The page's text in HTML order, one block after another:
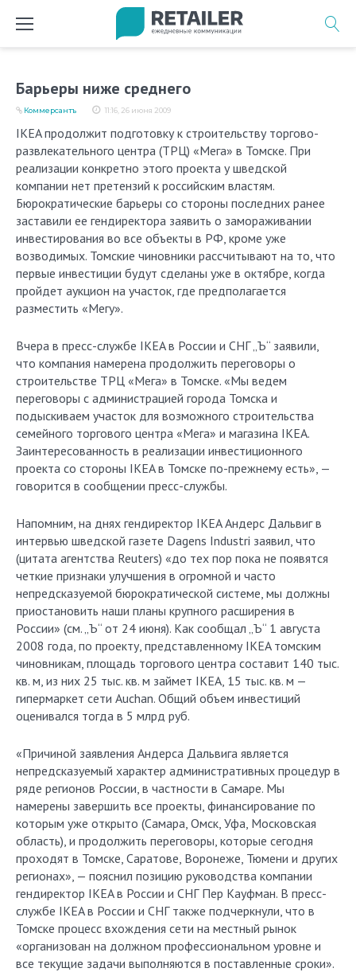
Барьеры ниже среднего
11:16, 26 июня 2009
Коммерсантъ
IKEA продолжит подготовку к строительству торгово-
развлекательного центра (ТРЦ) «Мега» в Томске. При
реализации конкретно этого проекта у шведской
компании нет претензий к российским властям.
Бюрократические барьеры со стороны последних ранее
заставили ее гендиректора заявить о замораживании
инвестирования во все объекты в РФ, кроме уже
возводимых. Томские чиновники рассчитывают на то, что
первые инвестиции будут сделаны уже в октябре, когда
пройдет аукцион на участок, где предполагается
разместить «Мегу».
Вчера в пресс-службе IKEA в России и СНГ „Ъ“ заявили,
что компания намерена продолжить переговоры о
строительстве ТРЦ «Мега» в Томске. «Мы ведем
переговоры с администрацией города Томска и
подыскиваем участок для возможного строительства
семейного торгового центра «Мега» и магазина IKEA.
Заинтересованность в реализации инвестиционного
проекта со стороны IKEA в Томске по-прежнему есть», —
говорится в сообщении пресс-службы.
Напомним, на днях гендиректор IKEA Андерс Дальвиг в
интервью шведской газете Dagens Industri заявил, что
(цитата агентства Reuters) «до тех пор пока не появятся
четкие признаки улучшения в огромной и часто
непредсказуемой бюрократической системе, мы должны
приостановить наши планы крупного расширения в
России» (см. „Ъ“ от 24 июня). Как сообщал „Ъ“ 1 августа
2008 года, по проекту, представленному IKEA томским
чиновникам, площадь торгового центра составит 140 тыс.
кв. м, из них 25 тыс. кв. м займет IKEA, 15 тыс. кв. м —
гипермаркет сети Auchan. Общий объем инвестиций
оценивался тогда в 5 млрд руб.
«Причиной заявления Андерса Дальвига является
непредсказуемый характер административных процедур в
ряде регионов России, в частности в Самаре. Мы
намерены завершить все проекты, финансирование по
которым уже открыто (Самара, Омск, Уфа, Московская
область), и продолжить переговоры, которые сегодня
проходят в Томске, Саратове, Воронеже, Тюмени и других
регионах», — пояснил позицию руководства компании
гендиректор IKEA в России и СНГ Пер Кауфман. В пресс-
службе IKEA в России и СНГ также подчеркнули, что в
Томске процесс вхождения сети на местный рынок
«организован на должном профессиональном уровне и
все текущие задачи выполняются в поставленные сроки».